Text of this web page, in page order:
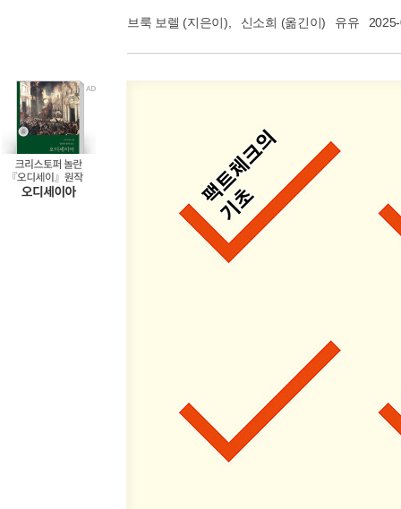
브룩 보렐 (지은이), 신소희 (옮긴이) 유유